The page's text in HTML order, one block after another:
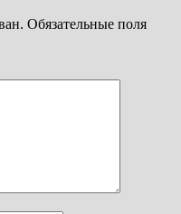
Обязательные поля